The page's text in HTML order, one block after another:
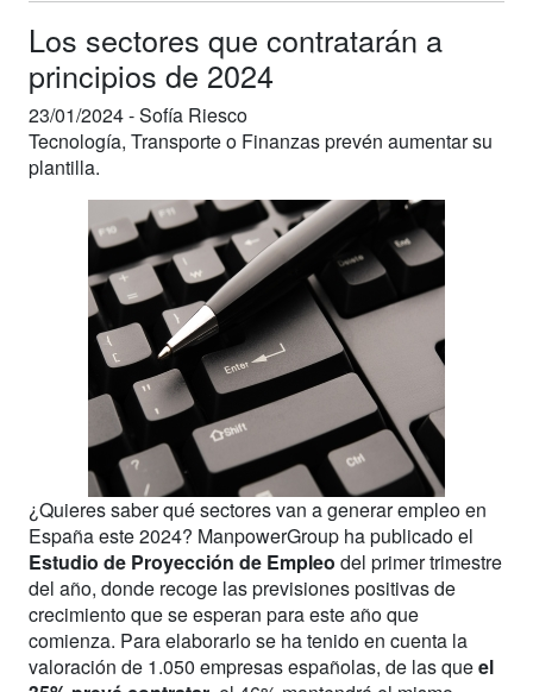
Los sectores que contratarán a
principios de 2024
23/01/2024 -Sofía Riesco
Tecnología, Transporte o Finanzas prevén aumentar su
plantilla.
¿Quieres saber qué sectores van a generar empleo en
España este 2024? ManpowerGroup ha publicado el
Estudio de Proyección de Empleo del primer trimestre
del año, donde recoge las previsiones positivas de
crecimiento que se esperan para este año que
comienza. Para elaborarlo se ha tenido en cuenta la
valoración de 1.050 empresas españolas, de las queel